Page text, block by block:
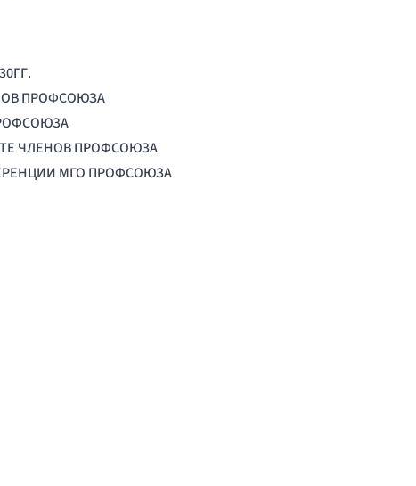
ПРОФСОЮЗА
ЧЛЕНОВ ПРОФСОЮЗА
МГО ПРОФСОЮЗА